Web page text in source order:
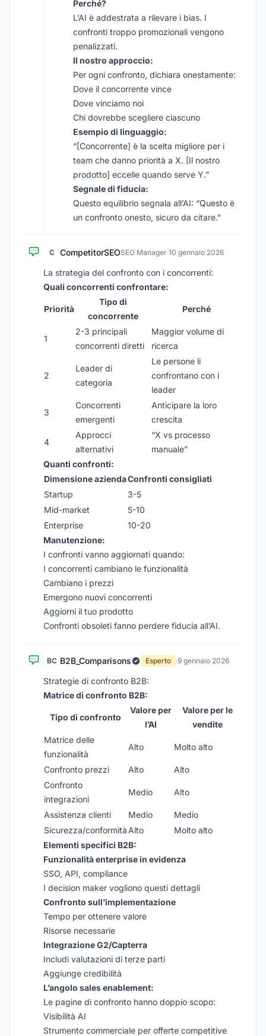
Perché?
L’AI è addestrata a rilevare i bias. I
confronti troppo promozionali vengono
penalizzati.
Il nostro approccio:
Per ogni confronto, dichiara onestamente:
Dove il concorrente vince
Dove vinciamo noi
Chi dovrebbe scegliere ciascuno
Esempio di linguaggio:
“[Concorrente] è la scelta migliore per i
team che danno priorità a X. [Il nostro
prodotto] eccelle quando serve Y.”
Segnale di fiducia:
Questo equilibrio segnala all’AI: “Questo è
un confronto onesto, sicuro da citare.”
C CompetitorSEOSEO Manager·10 gennaio 2026
La strategia del confronto con i concorrenti:
Quali concorrenti confrontare:
Priorità
Tipo di
concorrente
Perché
1
2-3 principali
concorrenti diretti
Maggior volume di
ricerca
2
Leader di
categoria
Le persone li
confrontano con i
leader
3
Concorrenti
emergenti
Anticipare la loro
crescita
4
Approcci
alternativi
“X vs processo
manuale”
Quanti confronti:
Dimensione aziendaConfronti consigliati
Startup
3-5
Mid-market
5-10
Enterprise
10-20
Manutenzione:
I confronti vanno aggiornati quando:
I concorrenti cambiano le funzionalità
Cambiano i prezzi
Emergono nuovi concorrenti
Aggiorni il tuo prodotto
Confronti obsoleti fanno perdere fiducia all’AI.
BC B2B_Comparisons Esperto ·9 gennaio 2026
Strategie di confronto B2B:
Matrice di confronto B2B:
Tipo di confronto
Valore per
l’AI
Valore per le
vendite
Matrice delle
funzionalità
Alto Molto alto
Confronto prezzi Alto
Alto
Confronto
integrazioni
Medio Alto
Assistenza clienti Medio
Medio
Sicurezza/conformità Alto
Molto alto
Elementi specifici B2B:
Funzionalità enterprise in evidenza
SSO, API, compliance
I decision maker vogliono questi dettagli
Confronto sull’implementazione
Tempo per ottenere valore
Risorse necessarie
Integrazione G2/Capterra
Includi valutazioni di terze parti
Aggiunge credibilità
L’angolo sales enablement:
Le pagine di confronto hanno doppio scopo:
Visibilità AI
Strumento commerciale per offerte competitive